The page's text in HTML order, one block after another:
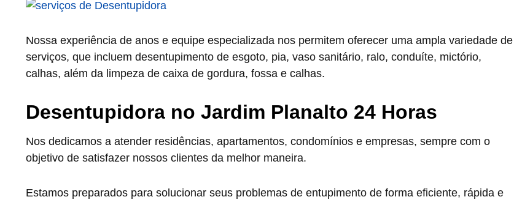
Nossa experiência de anos e equipe especializada nos permitem oferecer uma ampla variedade de
serviços, que incluem desentupimento de esgoto, pia, vaso sanitário, ralo, conduíte, mictório,
calhas, além da limpeza de caixa de gordura, fossa e calhas.
Desentupidora no Jardim Planalto 24 Horas
Nos dedicamos a atender residências, apartamentos, condomínios e empresas, sempre com o
objetivo de satisfazer nossos clientes da melhor maneira.
Estamos preparados para solucionar seus problemas de entupimento de forma eficiente, rápida e